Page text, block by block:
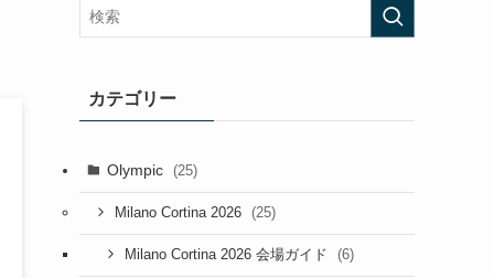
カテゴリー
Olympic (25)
Milano Cortina 2026 (25)
Milano Cortina 2026 会場ガイド (6)